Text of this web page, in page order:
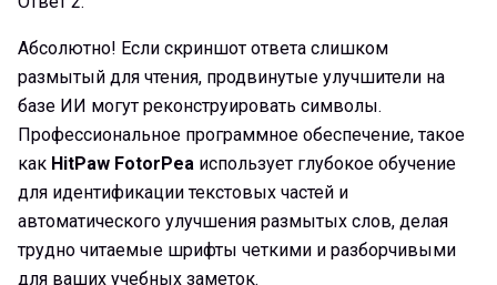
Абсолютно! Если скриншот ответа слишком
размытый для чтения, продвинутые улучшители на
базе ИИ могут реконструировать символы.
Профессиональное программное обеспечение, такое
как HitPaw FotorPea использует глубокое обучение
для идентификации текстовых частей и
автоматического улучшения размытых слов, делая
трудно читаемые шрифты четкими и разборчивыми
для ваших учебных заметок.